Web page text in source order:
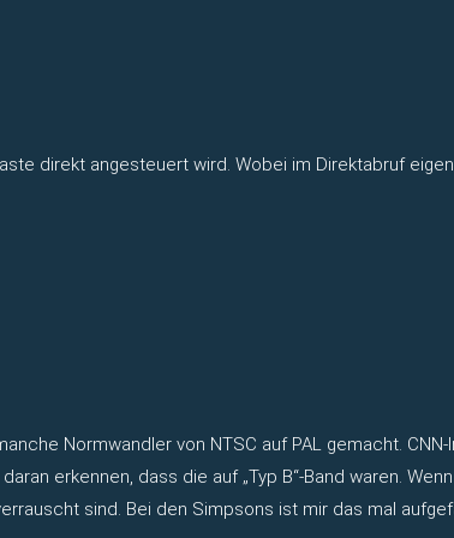
direkt angesteuert wird. Wobei im Direktabruf
Normwandler von NTSC auf PAL gemacht.
erkennen, dass die auf „Typ B“-Band waren.
sind. Bei den Simpsons ist mir das mal